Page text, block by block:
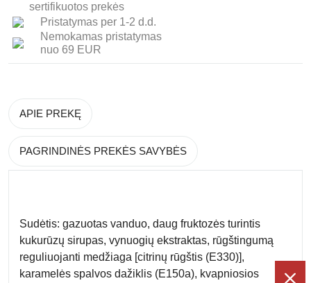
sertifikuotos prekės
Pristatymas per 1-2 d.d.
Nemokamas pristatymas
nuo 69 EUR
APIE PREKĘ
PAGRINDINĖS PREKĖS SAVYBĖS
Sudėtis: gazuotas vanduo, daug fruktozės turintis
kukurūzų sirupas, vynuogių ekstraktas, rūgštingumą
reguliuojanti medžiaga [citrinų rūgštis (E330)],
karamelės spalvos dažiklis (E150a), kvapniosios